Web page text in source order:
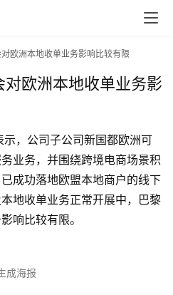
欧洲本地收单业务影响比较有限
欧洲本地收单业务影
，公司子公司新国都欧洲可
业务，并围绕跨境电商场景积
成功落地欧盟本地商户的线下
地收单业务正常开展中，巴黎
响比较有限。
成海报